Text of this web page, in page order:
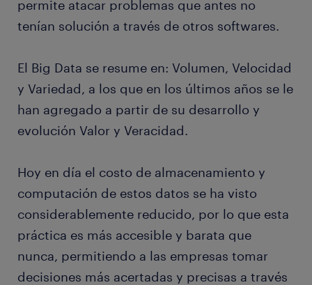
permite atacar problemas que antes no
tenían solución a través de otros softwares.
El Big Data se resume en: Volumen, Velocidad
y Variedad, a los que en los últimos años se le
han agregado a partir de su desarrollo y
evolución Valor y Veracidad.
Hoy en día el costo de almacenamiento y
computación de estos datos se ha visto
considerablemente reducido, por lo que esta
práctica es más accesible y barata que
nunca, permitiendo a las empresas tomar
decisiones más acertadas y precisas a través